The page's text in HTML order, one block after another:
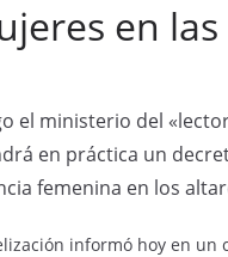
en las
el ministerio del
en práctica un
femenina en los
informó hoy en